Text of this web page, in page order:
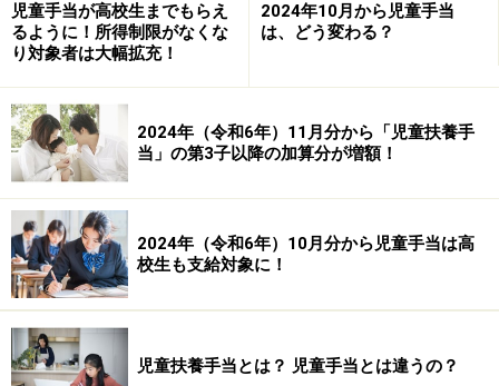
また親を扶養している場合、同居の場合は「同居老親
等」として58万円、別居している場合は「同居老親等以
なお、病気などによる入院で一時的に別居している場合
は「同居」に該当しますが、老人ホーム等へ入所してい
る場合には、その老人ホームが居所となり、同居には該
当しません。
〈参考〉扶養控除（国税庁HP）
廃止が検討されているのは16歳以上19歳未
満の扶養控除です
児童手当が高校生までもらえ
るように！所得制限がなくな
り対象者は大幅拡充！
2024年10月から児童手当
は、どう変わる？
2024年（令和6年）11月分から「児童扶養手
当」の第3子以降の加算分が増額！
2024年（令和6年）10月分から児童手当は高
校生も支給対象に！
児童扶養手当とは？ 児童手当とは違うの？